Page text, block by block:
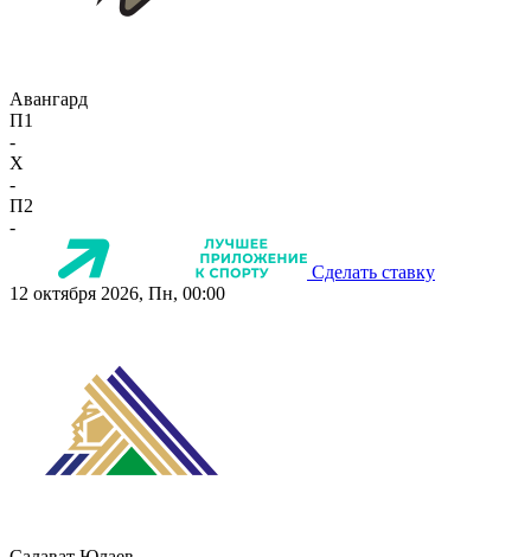
Авангард
П1
-
X
-
П2
-
Сделать ставку
12 октября 2026, Пн, 00:00